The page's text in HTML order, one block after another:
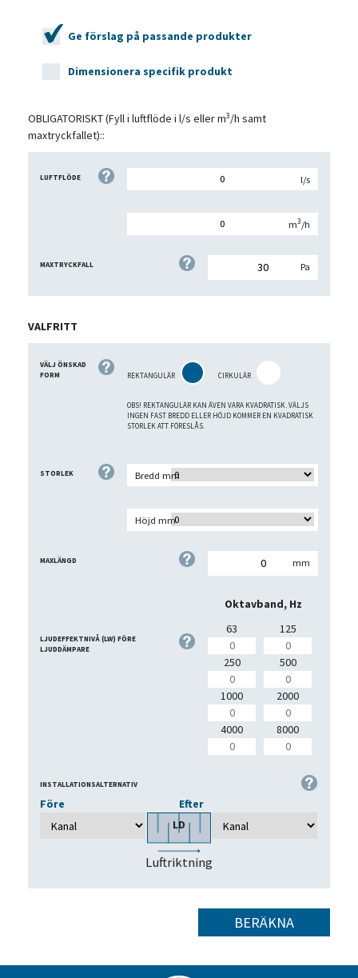
Ge förslag på passande produkter
Dimensionera specifik produkt
OBLIGATORISKT(Fyll i luftflöde i l/s eller m3/h samt
maxtryckfallet)::
LUFTFLÖDE l/s
m3/h
MAXTRYCKFALL Pa
VALFRITT
VÄLJ ÖNSKAD
FORM
REKTANGULÄR CIRKULÄR
OBS! REKTANGULÄR KAN ÄVEN VARA KVADRATISK. VÄLJS
INGEN FAST BREDD ELLER HÖJD KOMMER EN KVADRATISK
STORLEK ATT FÖRESLÅS.
STORLEK Bredd mm
Höjd mm
MAXLÄNGD mm
LJUDEFFEKTNIVÅ (LW) FÖRE
LJUDDÄMPARE
Oktavband, Hz
63
125
250 500
1000 2000
4000 8000
INSTALLATIONSALTERNATIV
Före
Efter
LD
Luftriktning